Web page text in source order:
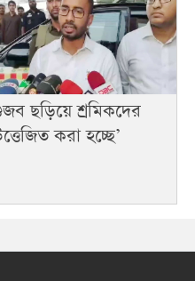
ছড়িয়ে শ্রমিকদের
করা হচ্ছে’